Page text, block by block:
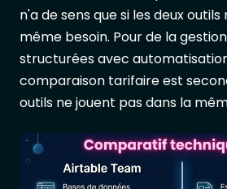
n'a de sens que si les deux
même besoin. Pour de la
structurées avec
comparaison tarifaire est
outils ne jouent pas dans la